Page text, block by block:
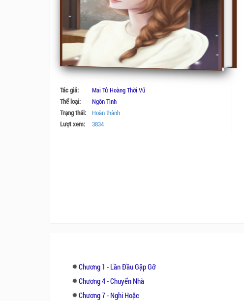
Tác giả:
Mai Tử Hoàng Thời Vũ
Thể loại:
Ngôn Tình
Trạng thái:
Hoàn thành
Lượt xem:
3834
Chương 1 - Lần Đầu Gặp Gỡ
Chương 4 - Chuyển Nhà
Chương 7 - Nghi Hoặc